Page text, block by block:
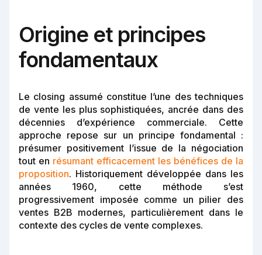
Origine et principes
fondamentaux
Le closing assumé constitue l’une des techniques
de vente les plus sophistiquées, ancrée dans des
décennies d’expérience commerciale. Cette
approche repose sur un principe fondamental :
présumer positivement l’issue de la négociation
tout en résumant efficacement les bénéfices de la
proposition. Historiquement développée dans les
années 1960, cette méthode s’est
progressivement imposée comme un pilier des
ventes B2B modernes, particulièrement dans le
contexte des cycles de vente complexes.